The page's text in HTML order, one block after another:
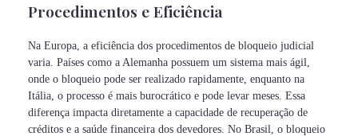
Procedimentos e Eficiência
Na Europa, a eficiência dos procedimentos de bloqueio judicial
varia. Países como a Alemanha possuem um sistema mais ágil,
onde o bloqueio pode ser realizado rapidamente, enquanto na
Itália, o processo é mais burocrático e pode levar meses. Essa
diferença impacta diretamente a capacidade de recuperação de
créditos e a saúde financeira dos devedores. No Brasil, o bloqueio